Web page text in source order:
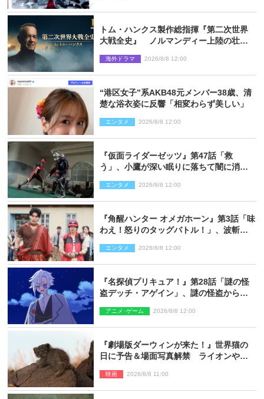
トム・ハンクス製作総指揮『第二次世界
大戦全史』 ノルマンディー上陸の壮絶
海外ドラマ 2026/8/8 12:00
“港区女子”系AKB48元メンバー38歳、清
楚な浴衣姿に反響「相変わらず美しい」
エンタメ 2026/8/8 12:00
『仮面ライダーゼッツ』第47話「救
う」、小鷹が深い眠りに落ちて闇に消え
エンタメ 2026/8/8 12:00
『角醒ハンター オメガホーン』第3話「味
わえ！怒りのタッグバトル！」、波斬の
エンタメ 2026/8/8 12:00
『名探偵プリキュア！』第28話「謎の怪
盗デッチ・アゲイン」、謎の怪盗から不
アニメ･ゲーム 2026/8/8 12:00
『劇場版ダーウィンが来た！』世界猫の
日に予告＆場面写真解禁 ライオンやマ
映画 2026/8/8 11:00